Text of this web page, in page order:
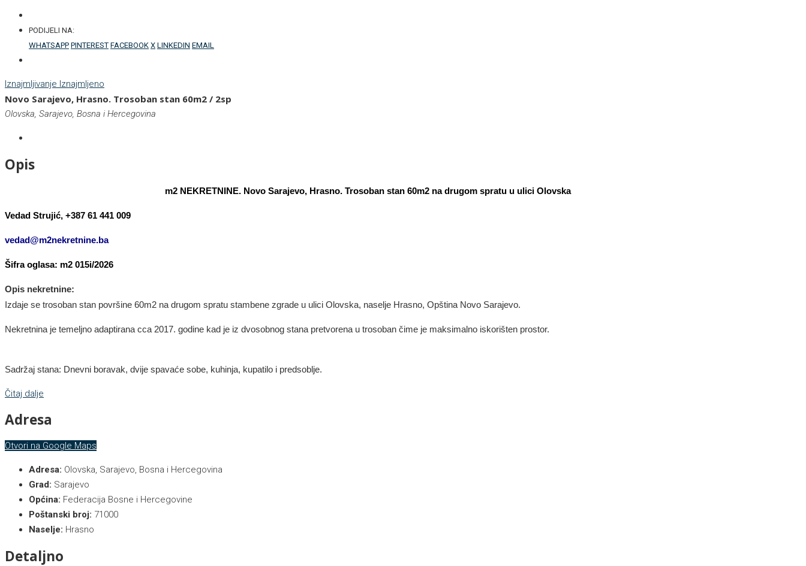
PODIJELI NA:
WHATSAPP PINTEREST FACEBOOK X LINKEDIN EMAIL
Iznajmljivanje Iznajmljeno
Novo Sarajevo, Hrasno. Trosoban stan 60m2 / 2sp
Olovska, Sarajevo, Bosna i Hercegovina
Opis
m2 NEKRETNINE. Novo Sarajevo, Hrasno. Trosoban stan 60m2 na drugom spratu u ulici Olovska
Vedad Strujić, +387 61 441 009
vedad@m2nekretnine.ba
Šifra oglasa: m2 015i/2026
Opis nekretnine:
Izdaje se trosoban stan površine 60m2 na drugom spratu stambene zgrade u ulici Olovska, naselje Hrasno, Opština Novo Sarajevo.
Nekretnina je temeljno adaptirana cca 2017. godine kad je iz dvosobnog stana pretvorena u trosoban čime je maksimalno iskorišten prostor.
Sadržaj stana: Dnevni boravak, dvije spavaće sobe, kuhinja, kupatilo i predsoblje.
Čitaj dalje
Adresa
Otvori na Google Maps
Adresa: Olovska, Sarajevo, Bosna i Hercegovina
Grad: Sarajevo
Općina: Federacija Bosne i Hercegovine
Poštanski broj: 71000
Naselje: Hrasno
Detaljno